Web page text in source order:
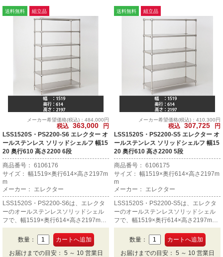
送料無料 組立品
メーカー希望価格(税込)：484,000円
税込 363,000
円
LSS1520S・PS2200-S6 エレクター オ
ールステンレス ソリッドシェルフ 幅15
20 奥行610 高さ2200 6段
商品番号： 6106176
サイズ： 幅1519×奥行614×高さ2197m
m
メーカー： エレクター
LSS1520S・PS2200-S6は、エレクタ
ーのオールステンレスソリッドシェル
フで、幅1519×奥行614×高さ2197mm
の6段です。
数量：
お届けまでの目安： 5 ～ 10 営業日
送料無料 組立品
メーカー希望価格(税込)：410,300円
税込 307,725
円
LSS1520S・PS2200-S5 エレクター オ
ールステンレス ソリッドシェルフ 幅15
20 奥行610 高さ2200 5段
商品番号： 6106175
サイズ： 幅1519×奥行614×高さ2197m
m
メーカー： エレクター
LSS1520S・PS2200-S5は、エレクタ
ーのオールステンレスソリッドシェル
フで、幅1519×奥行614×高さ2197mm
の5段です。
数量：
お届けまでの目安： 5 ～ 10 営業日